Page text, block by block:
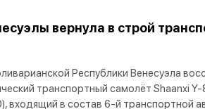
вернула в строй
Республики Венесуэла
транспортный самолёт Shaanxi
входящий в состав 6-й транспортной